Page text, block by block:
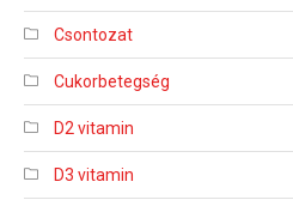
Csontozat
Cukorbetegség
D2 vitamin
D3 vitamin